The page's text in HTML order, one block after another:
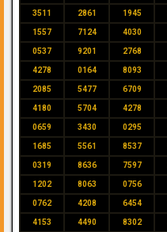
3511 2861 1945
1557 7124 4030
0537 9201 2768
4278 0164 8093
2085 5477 6709
4180 5704 4278
0659 3430 0295
1685 5561 8537
0319 8636 7597
1202 8063 0756
0762 4208 6454
4153 4490 8302